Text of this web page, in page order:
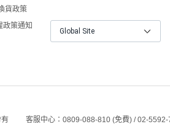
貨政策
政策通知
Global Site
客服中心：0809-088-810 (免費) / 02-